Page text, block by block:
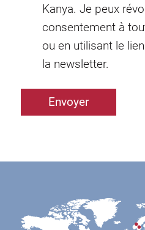
Kanya. Je peux
consentement à
ou en utilisant le
la newsletter.